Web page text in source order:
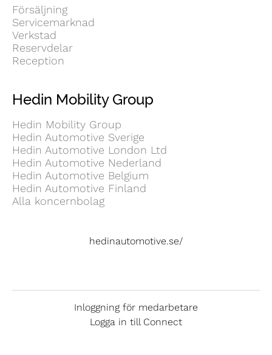
Försäljning
Servicemarknad
Verkstad
Reservdelar
Reception
Hedin Mobility Group
Hedin Mobility Group
Hedin Automotive Sverige
Hedin Automotive London Ltd
Hedin Automotive Nederland
Hedin Automotive Belgium
Hedin Automotive Finland
Alla koncernbolag
hedinautomotive.se/
Inloggning för medarbetare
Logga in till Connect